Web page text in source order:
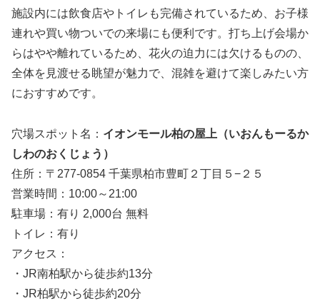
施設内には飲食店やトイレも完備されているため、お子様
連れや買い物ついでの来場にも便利です。打ち上げ会場か
らはやや離れているため、花火の迫力には欠けるものの、
全体を見渡せる眺望が魅力で、混雑を避けて楽しみたい方
におすすめです。
穴場スポット名： イオンモール柏の屋上（いおんもーるか
しわのおくじょう）
住所：〒277-0854 千葉県柏市豊町２丁目５−２５
営業時間：10:00～21:00
駐車場：有り 2,000台 無料
トイレ：有り
アクセス：
・JR南柏駅から徒歩約13分
・JR柏駅から徒歩約20分